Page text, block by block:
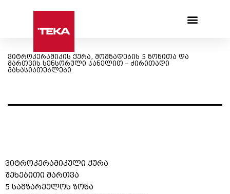
ვიტროკერამიკის ქურა, მომზადების 5 ზონითა და
მართვის სენსორული პანელით – ძირითადი
მახასიათებლები
ვიტროკერამიკული ქურა
შეხებითი მართვა
5 სამზარეულოს ზონა